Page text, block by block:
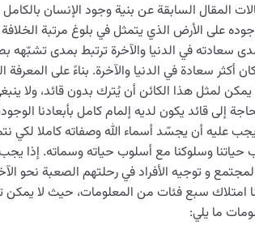
المقال السابقة عن بنية وجود الإنسان
على الأرض الذي يتمثل في بلوغ مرتبة الخلافة
سعادته في الدنيا والآخرة ترتبط بمدى تشبّهه
أكثر سعادة في الدنيا والآخرة. بناءً على المعرفة
يمكن لمثل هذا الكائن أن يُترك بدون قائد، ولا
قائد يكون لديه إلمام كامل بأبعادنا
عليه أن يجسّد أسماء الله وصفاته كاملا لكي
حياتنا وسلوكنا مع أسلوب حياته وسماته. إذا
و توجيه الأفراد في رحلتهم الصعبة نحو
سبع فئات من المعلومات، حيث لا يمكن
ما يلي: